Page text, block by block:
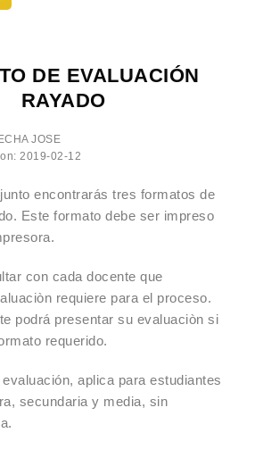
DE EVALUACIÓN
RAYADO
JOSE
2019-02-12
encontrarás tres formatos de
Este formato debe ser impreso
con cada docente que
requiere para el proceso.
podrá presentar su evaluaciòn si
requerido.
aplica para estudiantes
secundaria y media, sin